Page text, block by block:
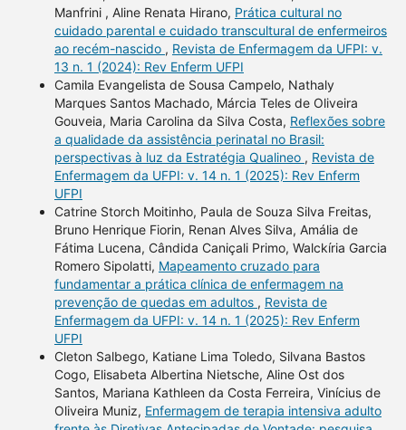
Manfrini , Aline Renata Hirano, Prática cultural no
cuidado parental e cuidado transcultural de enfermeiros
ao recém-nascido , Revista de Enfermagem da UFPI: v.
13 n. 1 (2024): Rev Enferm UFPI
Camila Evangelista de Sousa Campelo, Nathaly
Marques Santos Machado, Márcia Teles de Oliveira
Gouveia, Maria Carolina da Silva Costa, Reflexões sobre
a qualidade da assistência perinatal no Brasil:
perspectivas à luz da Estratégia Qualineo , Revista de
Enfermagem da UFPI: v. 14 n. 1 (2025): Rev Enferm
UFPI
Catrine Storch Moitinho, Paula de Souza Silva Freitas,
Bruno Henrique Fiorin, Renan Alves Silva, Amália de
Fátima Lucena, Cândida Caniçali Primo, Walckíria Garcia
Romero Sipolatti, Mapeamento cruzado para
fundamentar a prática clínica de enfermagem na
prevenção de quedas em adultos , Revista de
Enfermagem da UFPI: v. 14 n. 1 (2025): Rev Enferm
UFPI
Cleton Salbego, Katiane Lima Toledo, Silvana Bastos
Cogo, Elisabeta Albertina Nietsche, Aline Ost dos
Santos, Mariana Kathleen da Costa Ferreira, Vinícius de
Oliveira Muniz, Enfermagem de terapia intensiva adulto